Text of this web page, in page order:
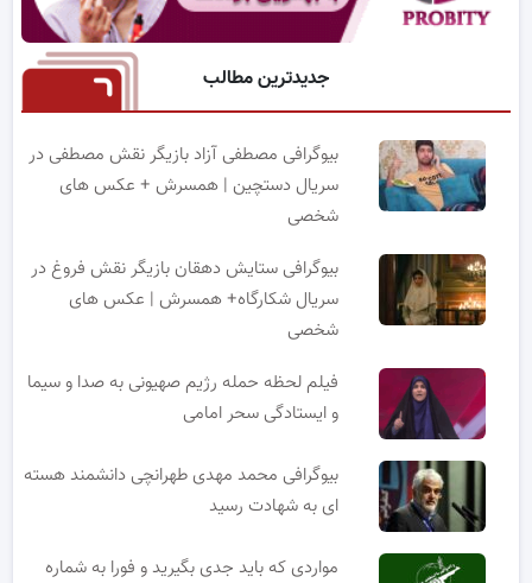
جدیدترین مطالب
بیوگرافی مصطفی آزاد بازیگر نقش مصطفی در
سریال دستچین | همسرش + عکس های
شخصی
بیوگرافی ستایش دهقان بازیگر نقش فروغ در
سریال شکارگاه+ همسرش | عکس های
شخصی
فیلم لحظه حمله رژیم صهیونی به صدا و سیما
و ایستادگی سحر امامی
بیوگرافی محمد مهدی طهرانچی دانشمند هسته
ای به شهادت رسید
مواردی که باید جدی بگیرید و فورا به شماره